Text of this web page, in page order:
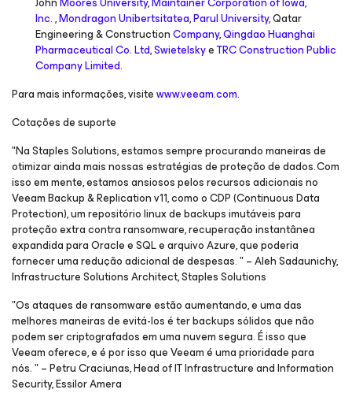
Inc.,Mondragon Unibertsitatea,Parul University, Qatar
Engineering & ConstructionCompany,Qingdao Huanghai
Pharmaceutical Co. Ltd,SwietelskyeTRC Construction Public
Company Limited.
Para mais informações, visitewww.veeam.com.
Cotações de suporte
"Na Staples Solutions, estamos sempre procurando maneiras de
otimizar ainda mais nossas estratégias de proteção de dados. Com
isso em mente, estamos ansiosos pelos recursos adicionais no
Veeam Backup & Replication v11, como o CDP (Continuous Data
Protection), um repositório linux de backups imutáveis para
proteção extra contra ransomware, recuperação instantânea
expandida para Oracle e SQL e arquivo Azure, que poderia
fornecer uma redução adicional de despesas. " – Aleh Sadaunichy,
Infrastructure Solutions Architect, Staples Solutions
"Os ataques de ransomware estão aumentando, e uma das
melhores maneiras de evitá-los é ter backups sólidos que não
podem ser criptografados em uma nuvem segura. É isso que
Veeam oferece, e é por isso que Veeam é uma prioridade para
nós. " – Petru Craciunas, Head of IT Infrastructure and Information
Security, Essilor Amera